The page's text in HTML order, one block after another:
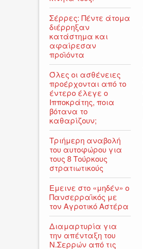
Σέρρες: Πέντε άτομα
διέρρηξαν
κατάστημα και
αφαίρεσαν
προϊόντα
Όλες οι ασθένειες
προέρχονται από το
έντερο έλεγε ο
Ιπποκράτης, ποια
βότανα το
καθαρίζουν;
Τριήμερη αναβολή
του αυτοφώρου για
τους 8 Τούρκους
στρατιωτικούς
Εμεινε στο «μηδέν» o
Πανσερραϊκός με
τον Αγροτικό Αστέρα
Διαμαρτυρία για
την απένταξη του
Ν.Σερρών από τις